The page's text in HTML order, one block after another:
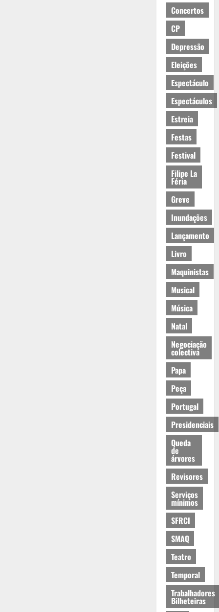
Concertos
CP
Depressão
Eleições
Espectáculo
Espectáculos
Estreia
Festas
Festival
Filipe La
Féria
Greve
Inundações
Lançamento
Livro
Maquinistas
Musical
Música
Natal
Negociação
colectiva
Papa
Peça
Portugal
Presidenciais
Queda
de
árvores
Revisores
Serviços
mínimos
SFRCI
SMAQ
Teatro
Temporal
Trabalhadores
Bilheteiras